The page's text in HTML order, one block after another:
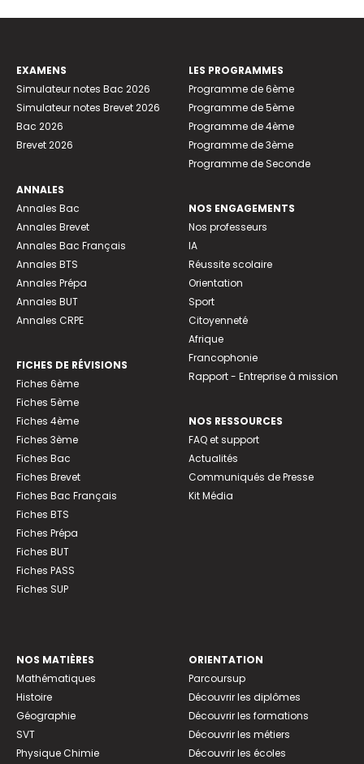
EXAMENS
Simulateur notes Bac 2026
Simulateur notes Brevet 2026
Bac 2026
Brevet 2026
ANNALES
Annales Bac
Annales Brevet
Annales Bac Français
Annales BTS
Annales Prépa
Annales BUT
Annales CRPE
FICHES DE RÉVISIONS
Fiches 6ème
Fiches 5ème
Fiches 4ème
Fiches 3ème
Fiches Bac
Fiches Brevet
Fiches Bac Français
Fiches BTS
Fiches Prépa
Fiches BUT
Fiches PASS
Fiches SUP
LES PROGRAMMES
Programme de 6ème
Programme de 5ème
Programme de 4ème
Programme de 3ème
Programme de Seconde
NOS ENGAGEMENTS
Nos professeurs
IA
Réussite scolaire
Orientation
Sport
Citoyenneté
Afrique
Francophonie
Rapport - Entreprise à mission
NOS RESSOURCES
FAQ et support
Actualités
Communiqués de Presse
Kit Média
NOS MATIÈRES
Mathématiques
Histoire
Géographie
SVT
Physique Chimie
ORIENTATION
Parcoursup
Découvrir les diplômes
Découvrir les formations
Découvrir les métiers
Découvrir les écoles